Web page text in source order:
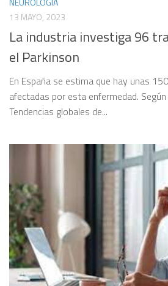
13 MAYO, 2023
La industria investiga 96
el Parkinson
En España se estima que hay unas
afectadas por esta enfermedad.
Tendencias globales de...